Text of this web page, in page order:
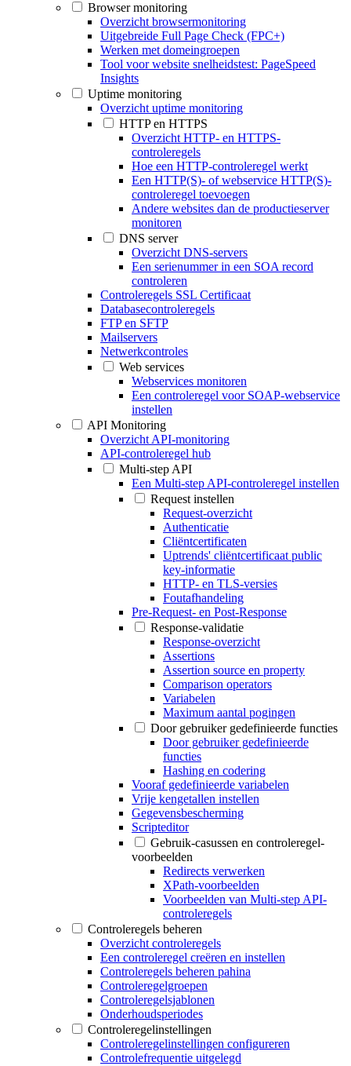
Browser monitoring
Overzicht browsermonitoring
Uitgebreide Full Page Check (FPC+)
Werken met domeingroepen
Tool voor website snelheidstest: PageSpeed
Insights
Uptime monitoring
Overzicht uptime monitoring
HTTP en HTTPS
Overzicht HTTP- en HTTPS-
controleregels
Hoe een HTTP-controleregel werkt
Een HTTP(S)- of webservice HTTP(S)-
controleregel toevoegen
Andere websites dan de productieserver
monitoren
DNS server
Overzicht DNS-servers
Een serienummer in een SOA record
controleren
Controleregels SSL Certificaat
Databasecontroleregels
FTP en SFTP
Mailservers
Netwerkcontroles
Web services
Webservices monitoren
Een controleregel voor SOAP-webservice
instellen
API Monitoring
Overzicht API-monitoring
API-controleregel hub
Multi-step API
Een Multi-step API-controleregel instellen
Request instellen
Request-overzicht
Authenticatie
Cliëntcertificaten
Uptrends' cliëntcertificaat public
key-informatie
HTTP- en TLS-versies
Foutafhandeling
Pre-Request- en Post-Response
Response-validatie
Response-overzicht
Assertions
Assertion source en property
Comparison operators
Variabelen
Maximum aantal pogingen
Door gebruiker gedefinieerde functies
Door gebruiker gedefinieerde
functies
Hashing en codering
Vooraf gedefinieerde variabelen
Vrije kengetallen instellen
Gegevensbescherming
Scripteditor
Gebruik-casussen en controleregel-
voorbeelden
Redirects verwerken
XPath-voorbeelden
Voorbeelden van Multi-step API-
controleregels
Controleregels beheren
Overzicht controleregels
Een controleregel creëren en instellen
Controleregels beheren pahina
Controleregelgroepen
Controleregelsjablonen
Onderhoudsperiodes
Controleregelinstellingen
Controleregelinstellingen configureren
Controlefrequentie uitgelegd